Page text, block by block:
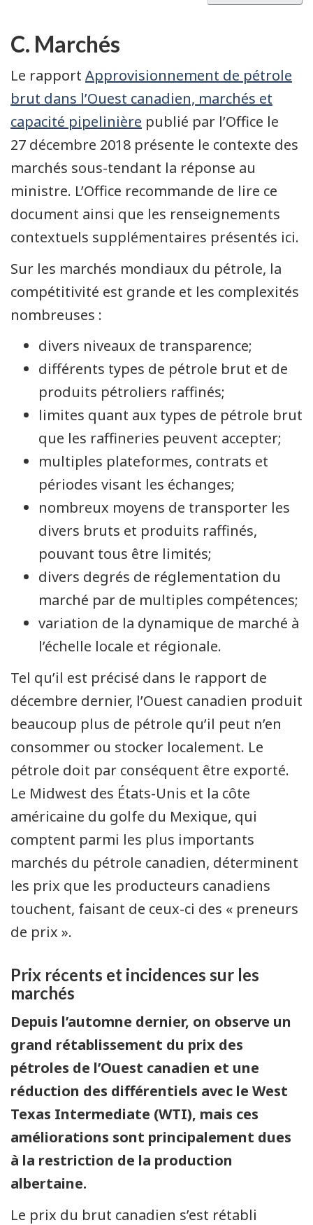
C. Marchés
Le rapport Approvisionnement de pétrole
brut dans l’Ouest canadien, marchés et
capacité pipelinière publié par l’Office le
27 décembre 2018 présente le contexte des
marchés sous-tendant la réponse au
ministre. L’Office recommande de lire ce
document ainsi que les renseignements
contextuels supplémentaires présentés ici.
Sur les marchés mondiaux du pétrole, la
compétitivité est grande et les complexités
nombreuses :
divers niveaux de transparence;
différents types de pétrole brut et de
produits pétroliers raffinés;
limites quant aux types de pétrole brut
que les raffineries peuvent accepter;
multiples plateformes, contrats et
périodes visant les échanges;
nombreux moyens de transporter les
divers bruts et produits raffinés,
pouvant tous être limités;
divers degrés de réglementation du
marché par de multiples compétences;
variation de la dynamique de marché à
l’échelle locale et régionale.
Tel qu’il est précisé dans le rapport de
décembre dernier, l’Ouest canadien produit
beaucoup plus de pétrole qu’il peut n’en
consommer ou stocker localement. Le
pétrole doit par conséquent être exporté.
Le Midwest des États-Unis et la côte
américaine du golfe du Mexique, qui
comptent parmi les plus importants
marchés du pétrole canadien, déterminent
les prix que les producteurs canadiens
touchent, faisant de ceux-ci des « preneurs
de prix ».
Prix récents et incidences sur les
marchés
Depuis l’automne dernier, on observe un
grand rétablissement du prix des
pétroles de l’Ouest canadien et une
réduction des différentiels avec le West
Texas Intermediate (WTI), mais ces
améliorations sont principalement dues
à la restriction de la production
albertaine.
Le prix du brut canadien s’est rétabli